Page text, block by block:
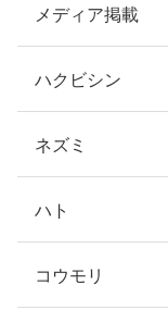
メディア掲載
ハクビシン
ネズミ
ハト
コウモリ